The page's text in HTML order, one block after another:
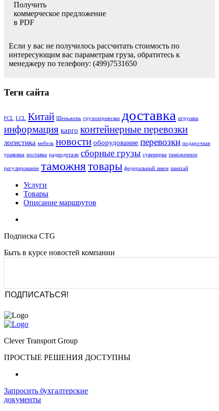
Получить
коммерческое предложение
в PDF
Если у вас не получилось рассчитать стоимость по
интересующим вас параметрам груза, обратитесь к
менеджеру по телефону: (499)7531650
Теги сайта
FCL LCL Китай Шеньжень грузоперевозки доставка игрушки
информация карго контейнерные перевозки
логистика мебель новости оборудование перевозки подарочная
упаковка поставка радиодетали сборные грузы сувенирка таможенное
регулирование таможнятовары федеральный закон шанхай
Услуги
Товары
Описание маршрутов
Подписка CTG
Быть в курсе новостей компании
Clever Transport Group
ПРОСТЫЕ РЕШЕНИЯ ДОСТУПНЫ
Запросить бухгалтерские
документы